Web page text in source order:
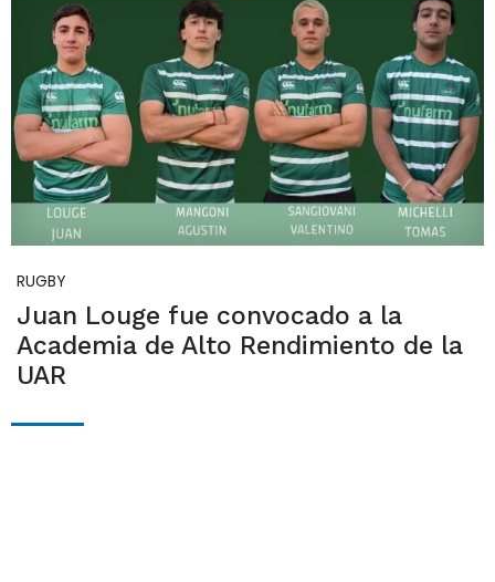
RUGBY
Juan Louge fue convocado a la
Academia de Alto Rendimiento de la
UAR